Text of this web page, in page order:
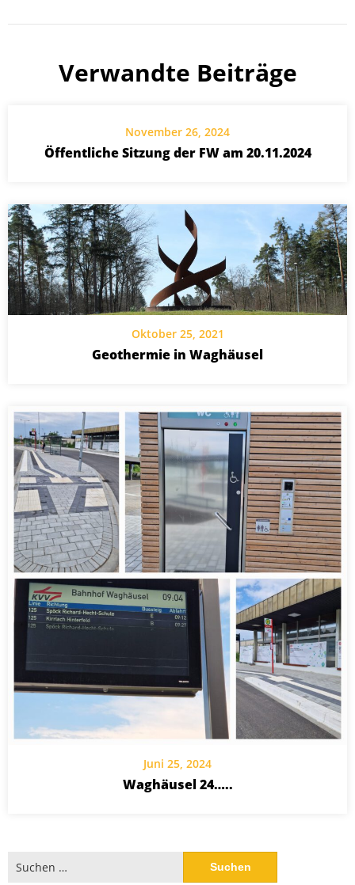
Verwandte Beiträge
November 26, 2024
Öffentliche Sitzung der FW am 20.11.2024
Oktober 25, 2021
Geothermie in Waghäusel
Juni 25, 2024
Waghäusel 24…..